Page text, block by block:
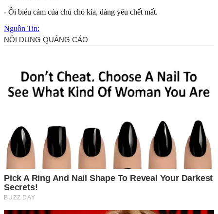
- Ôi biểu cảm của chú chó kìa, đáng yêu chết mất.
Nguồn Tin: